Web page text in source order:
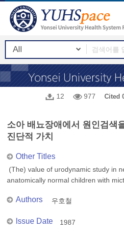
12 977 Cited
소아 배뇨장애에서 원인검색
진단적 가치
Other Titles
(The) value of urodynamic study in
anatomically normal children with
Authors 우호철
Issue Date 1987